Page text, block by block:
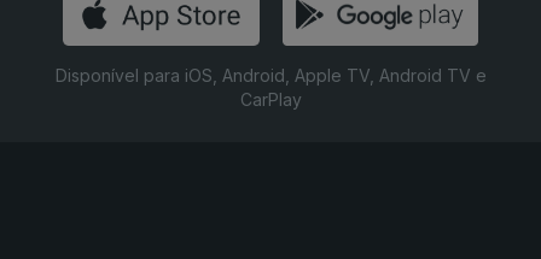
Disponível para iOS, Android, Apple TV, Android TV e
CarPlay